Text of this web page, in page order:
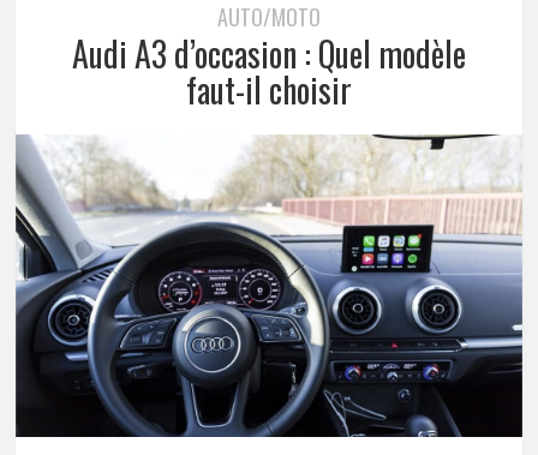
AUTO/MOTO
Audi A3 d’occasion : Quel modèle
faut-il choisir